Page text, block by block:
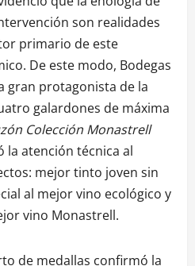
son realidades
primario de este
De este modo, Bodegas
gran protagonista de la
galardones de máxima
Colección Monastrell
la atención técnica al
mejor tinto joven sin
al mejor vino ecológico y
vino Monastrell.
de medallas confirmó la